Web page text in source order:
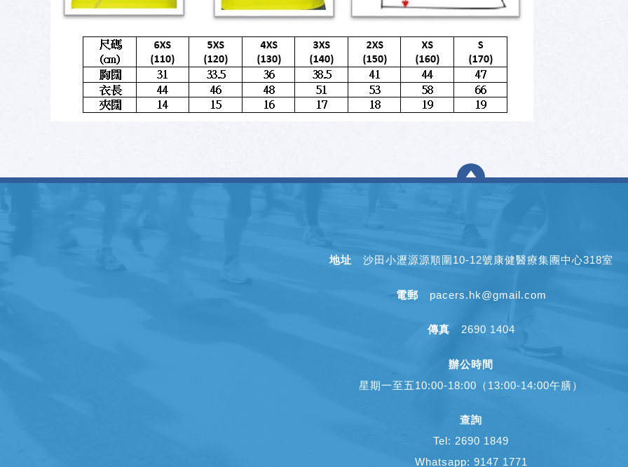
地址 沙田小瀝源源順圍10-12號康健醫療集團中心318室
電郵 pacers.hk@gmail.com
傳真 2690 1404
辦公時間
星期一至五10:00-18:00（13:00-14:00午膳）
查詢
Tel: 2690 1849
Whatsapp: 9147 1771